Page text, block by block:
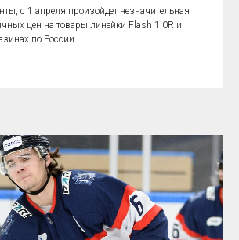
с 1 апреля произойдет незначительная
цен на товары линейки Flash 1.0R и
по России.